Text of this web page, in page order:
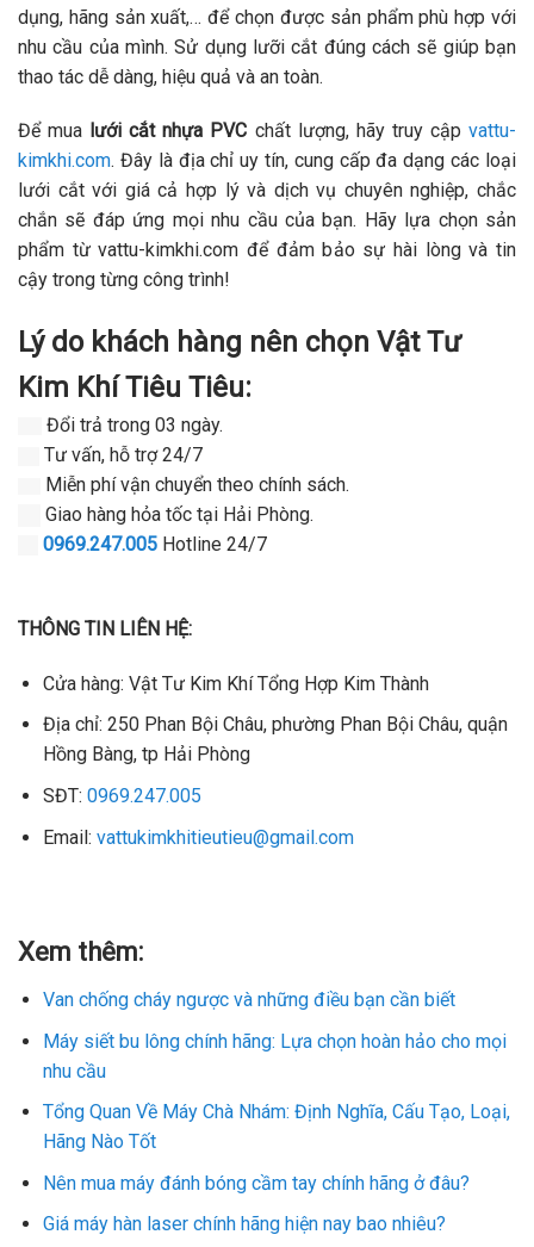
dụng, hãng sản xuất,… để chọn được sản phẩm phù hợp với
nhu cầu của mình. Sử dụng lưỡi cắt đúng cách sẽ giúp bạn
thao tác dễ dàng, hiệu quả và an toàn.
Để mua lưới cắt nhựa PVC chất lượng, hãy truy cậpvattu-
kimkhi.com. Đây là địa chỉ uy tín, cung cấp đa dạng các loại
lưới cắt với giá cả hợp lý và dịch vụ chuyên nghiệp, chắc
chắn sẽ đáp ứng mọi nhu cầu của bạn. Hãy lựa chọn sản
phẩm từ vattu-kimkhi.com để đảm bảo sự hài lòng và tin
cậy trong từng công trình!
Lý do khách hàng nên chọn Vật Tư
Kim Khí Tiêu Tiêu:
Đổi trả trong 03 ngày.
Tư vấn, hỗ trợ 24/7
Miễn phí vận chuyển theo chính sách.
Giao hàng hỏa tốc tại Hải Phòng.
0969.247.005 Hotline 24/7
THÔNG TIN LIÊN HỆ:
Cửa hàng: Vật Tư Kim Khí Tổng Hợp Kim Thành
Địa chỉ: 250 Phan Bội Châu, phường Phan Bội Châu, quận
Hồng Bàng, tp Hải Phòng
SĐT: 0969.247.005
Email: vattukimkhitieutieu@gmail.com
Xem thêm:
Van chống cháy ngược và những điều bạn cần biết
Máy siết bu lông chính hãng: Lựa chọn hoàn hảo cho mọi
nhu cầu
Tổng Quan Về Máy Chà Nhám: Định Nghĩa, Cấu Tạo, Loại,
Hãng Nào Tốt
Nên mua máy đánh bóng cầm tay chính hãng ở đâu?
Giá máy hàn laser chính hãng hiện nay bao nhiêu?